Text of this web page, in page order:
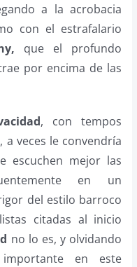
a la acrobacia
con el estrafalario
que el profundo
por encima de las
, con tempos
a veces le convendría
escuchen mejor las
en un
del estilo barroco
citadas al inicio
no lo es, y olvidando
en este